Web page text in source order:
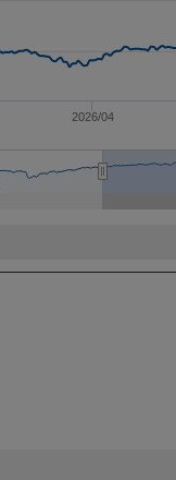
2026/04